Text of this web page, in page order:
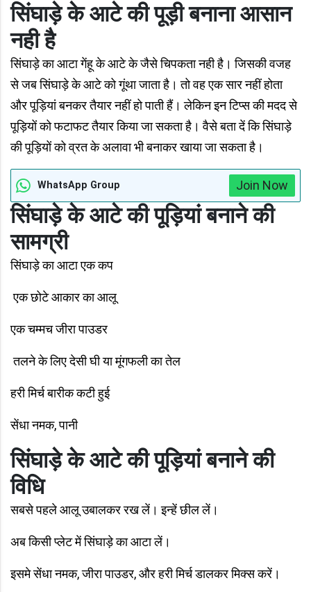
सिंघाड़े के आटे की पूड़ी बनाना आसान
नही है
सिंघाड़े का आटा गेंहू के आटे के जैसे चिपकता नही है। जिसकी वजह
से जब सिंघाड़े के आटे को गूंथा जाता है। तो वह एक सार नहीं होता
और पूड़ियां बनकर तैयार नहीं हो पाती हैं। लेकिन इन टिप्स की मदद से
पूड़ियों को फटाफट तैयार किया जा सकता है। वैसे बता दें कि सिंघाड़े
की पूड़ियों को व्रत के अलावा भी बनाकर खाया जा सकता है।
WhatsApp Group Join Now
सिंघाड़े के आटे की पूड़ियां बनाने की
सामग्री
सिंघाड़े का आटा एक कप
एक छोटे आकार का आलू
एक चम्मच जीरा पाउडर
तलने के लिए देसी घी या मूंगफली का तेल
हरी मिर्च बारीक कटी हुई
सेंधा नमक, पानी
सिंघाड़े के आटे की पूड़ियां बनाने की
विधि
सबसे पहले आलू उबालकर रख लें। इन्हें छील लें।
अब किसी प्लेट में सिंघाड़े का आटा लें।
इसमे सेंधा नमक, जीरा पाउडर, और हरी मिर्च डालकर मिक्स करें।